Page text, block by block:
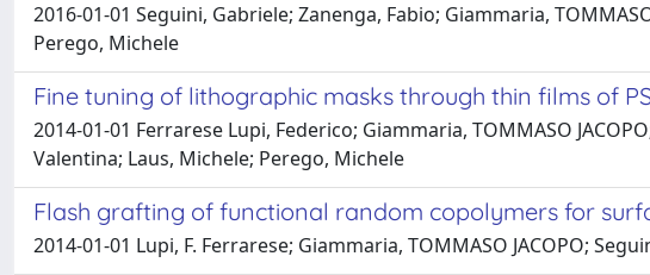
2016-01-01 Seguini, Gabriele; Zanenga, Fabio; Giammaria,
Perego, Michele
Fine tuning of lithographic masks through thin films of
2014-01-01 Ferrarese Lupi, Federico; Giammaria, TOMMASO
Valentina; Laus, Michele; Perego, Michele
Flash grafting of functional random copolymers for
2014-01-01 Lupi, F. Ferrarese; Giammaria, TOMMASO JACOPO;